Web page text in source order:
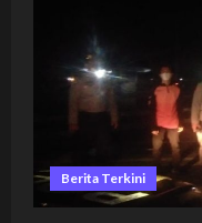
POLRES
DALAM
RANGKA
COVID
19
DI
Berita Terkini